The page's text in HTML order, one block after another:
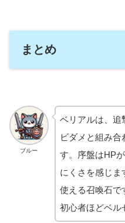
まとめ
ブルー
ベリアルは、追
ビダメと組み
す。序盤はHP
にくさを感じま
使える召喚石で
初心者ほどベル